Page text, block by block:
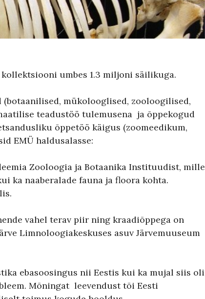
umbes 1.3 miljoni säilikuga.
mükolooglised, zooloogilised,
teadustöö tulemusena ja õppekogud
õppetöö käigus (zoomeedikum,
EMÜ haldusalasse:
Zooloogia ja Botaanika Instituudist, mille
ka naaberalade fauna ja floora kohta.
vahel terav piir ning kraadiõppega on
Limnoloogiakeskuses asuv Järvemuuseum
ebasoosingus nii Eestis kui ka mujal siis oli
Mõningat leevendust tõi Eesti